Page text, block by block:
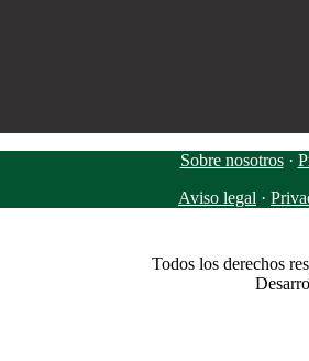
Sobre nosotros·
Aviso legal ·
Todos los derechos